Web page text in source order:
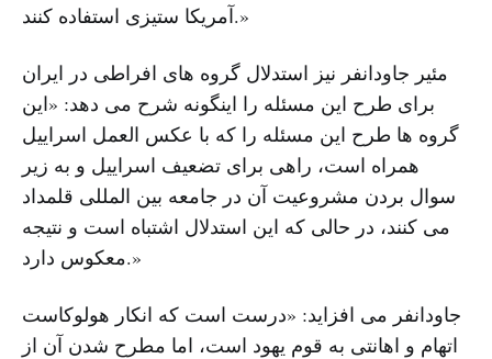
آمریکا ستیزى استفاده کنند.»
مئیر جاودانفر نیز استدلال گروه هاى افراطى در ایران
براى طرح این مسئله را اینگونه شرح مى دهد: «این
گروه ها طرح این مسئله را که با عکس العمل اسراییل
همراه است، راهى براى تضعیف اسراییل و به زیر
سوال بردن مشروعیت آن در جامعه بین المللى قلمداد
مى کنند، در حالی که این استدلال اشتباه است و نتیجه
معکوس دارد.»
جاودانفر مى افزاید: «درست است که انکار هولوکاست
اتهام و اهانتى به قوم یهود است، اما مطرح شدن آن از